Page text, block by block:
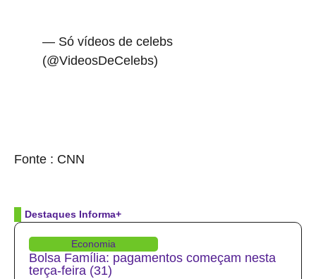
— Só vídeos de celebs
(@VideosDeCelebs)
Fonte : CNN
Destaques Informa+
Economia
Bolsa Família: pagamentos começam nesta
terça-feira (31)